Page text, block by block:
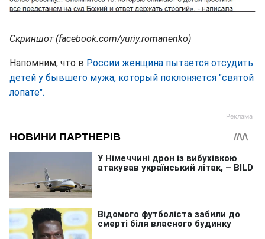
Скриншот (facebook.com/yuriy.romanenko)
Напомним, что в России женщина пытается отсудить
детей у бывшего мужа, который поклоняется "святой
лопате".